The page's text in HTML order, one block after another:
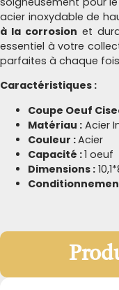
acier inoxydable de
à la corrosion et
essentiel à votre
parfaites à chaque
Caractéristiques :
Coupe Oeuf
Matériau : Acier
Couleur :Acier
Capacité :1 oeuf
Dimensions :